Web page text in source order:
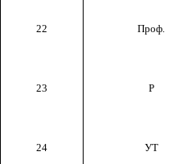
22 Проф.
23 Р
24 УТ